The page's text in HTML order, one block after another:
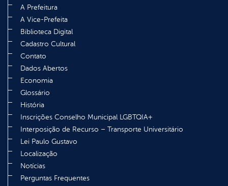
A Prefeitura
A Vice-Prefeita
Biblioteca Digital
Cadastro Cultural
Contato
Dados Abertos
Economia
Glossário
História
Inscrições Conselho Municipal LGBTQIA+
Interposição de Recurso – Transporte Universitário
Lei Paulo Gustavo
Localização
Notícias
Perguntas Frequentes